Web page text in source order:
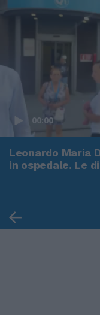
00:00
Leonardo Maria
in ospedale. Le